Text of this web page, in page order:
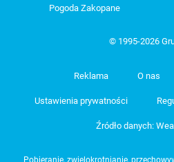
Pogoda Zakopane
© 1995-2026
Reklama O nas
Ustawienia prywatności
Źródło danych:
Pobieranie, zwielokrotnianie,